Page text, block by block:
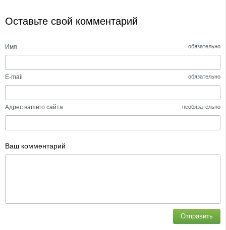
Оставьте свой комментарий
Имя обязательно
E-mail обязательно
Адрес вашего сайта необязательно
Ваш комментарий
Отправить